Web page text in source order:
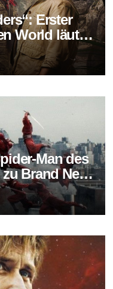
Erster
World läutet
Man des
Brand New
positiv aus